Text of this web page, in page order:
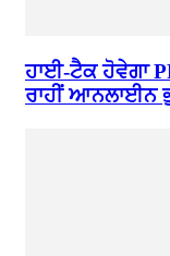
ਹਾਈ-ਟੈਕ ਹੋਵੇਗਾ
ਰਾਹੀਂ ਆਨਲਾਈਨ